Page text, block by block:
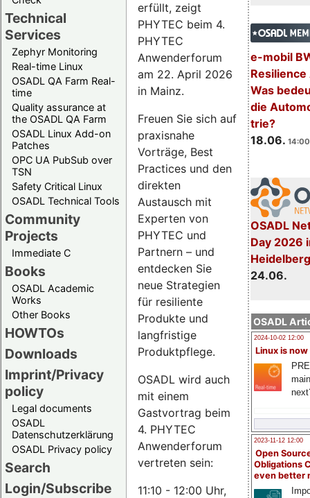
Technical
Services
Zephyr Monitoring
Real-time Linux
OSADL QA Farm Real-
time
Quality assurance at
the OSADL QA Farm
OSADL Linux Add-on
Patches
OPC UA PubSub over
TSN
Safety Critical Linux
OSADL Technical Tools
Community
Projects
Immediate C
Books
OSADL Academic
Works
Other Books
HOWTOs
Downloads
Imprint/Privacy
policy
Legal documents
OSADL
Datenschutzerklärung
OSADL Privacy policy
Search
Login/Subscribe
e-mobil
Resilience
Was
die
trie?
18.06.
OSADL
Day 2026
24.06.
OSADL
2024-10-02 12:00
Linux is now
2023-11-12 12:00
Open
Obligations
even better
erfüllt, zeigt
PHYTEC beim 4.
PHYTEC
Anwenderforum
am 22. April 2026
in Mainz.
Freuen Sie sich auf
praxisnahe
Vorträge, Best
Practices und den
direkten
Austausch mit
Experten von
PHYTEC und
Partnern – und
entdecken Sie
neue Strategien
für resiliente
Produkte und
langfristige
Produktpflege.
OSADL wird auch
mit einem
Gastvortrag beim
4. PHYTEC
Anwenderforum
vertreten sein:
11:10 - 12:00 Uhr,